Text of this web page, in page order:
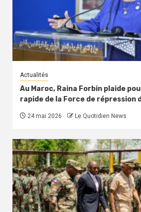
Actualités
Au Maroc, Raina Forbin plaide
rapide de la Force de répression
24 mai 2026 Le Quotidien News